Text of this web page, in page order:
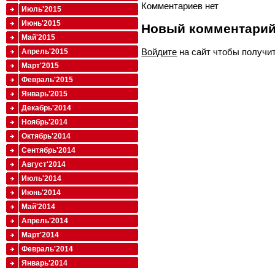
Комментариев нет
Новый
Войдите на сайт чтобы
Июль'2015
Июнь'2015
Май'2015
Апрель'2015
Март'2015
Февраль'2015
Январь'2015
Декабрь'2014
Ноябрь'2014
Октябрь'2014
Сентябрь'2014
Август'2014
Июль'2014
Июнь'2014
Май'2014
Апрель'2014
Март'2014
Февраль'2014
Январь'2014